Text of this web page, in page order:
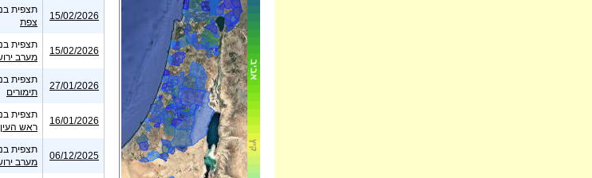
תצפית
צפת
15/02/2026
תצפית
מערב
15/02/2026
תצפית
תימורים
27/01/2026
תצפית
ראש העין
16/01/2026
תצפית
מערב
06/12/2025